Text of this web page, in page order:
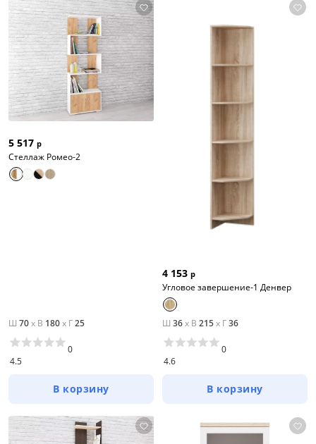
5 517 р
Стеллаж Ромео-2
Ш 70x В 180x Г25
4.5
0
В корзину
4 153 р
Угловое завершение-1 Денвер
Ш 36x В 215x Г36
4.6
0
В корзину